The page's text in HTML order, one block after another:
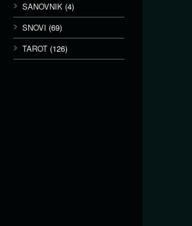
SANOVNIK (4)
SNOVI (69)
TAROT (126)